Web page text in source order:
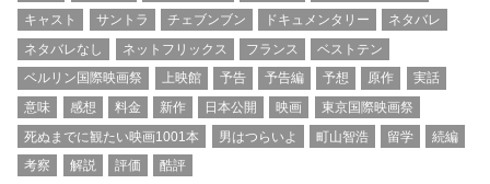
キャスト
サントラ チェブンブン ドキュメンタリー
ネタバレ
ネタバレなし
ネットフリックス フランス
ベストテン
ベルリン国際映画祭
上映館 予告 予告編 予想 原作
実話
意味
感想 料金 新作 日本公開 映画
東京国際映画祭
死ぬまでに観たい映画1001本
男はつらいよ 町山智浩 留学
続編
考察
解説 評価 酷評